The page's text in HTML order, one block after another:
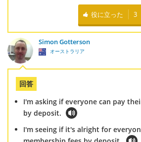
役に立った 3
Simon Gotterson
オーストラリア
回答
I'm asking if everyone can pay
by deposit.
I'm seeing if it's alright for